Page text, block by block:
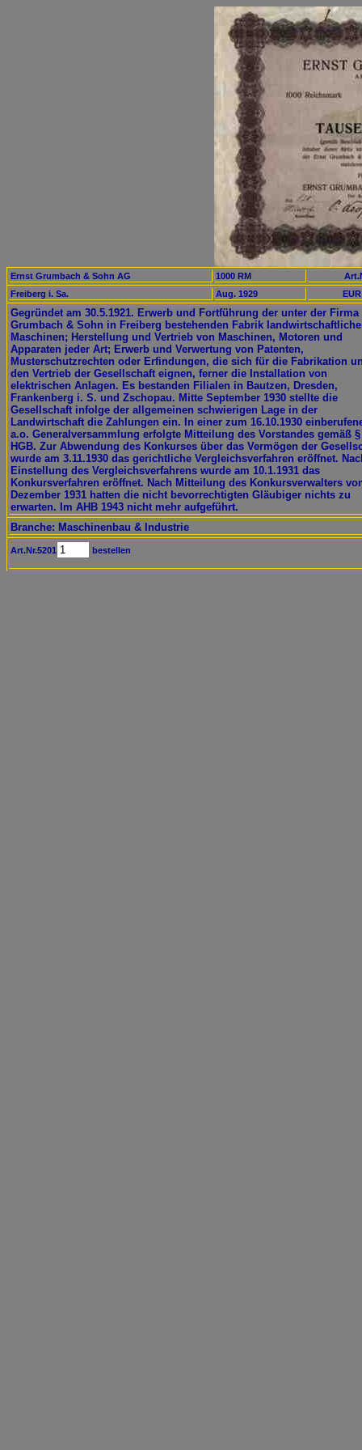
Ernst Grumbach & Sohn AG 1000 RM
Freiberg i. Sa.
Aug. 1929
Gegründet am 30.5.1921. Erwerb und Fortführung der unter der Firma
Grumbach & Sohn in Freiberg bestehenden Fabrik
Maschinen; Herstellung und Vertrieb von Maschinen, Motoren und
Apparaten jeder Art; Erwerb und Verwertung von Patenten,
Musterschutzrechten oder Erfindungen, die sich für die Fabrikation
den Vertrieb der Gesellschaft eignen, ferner die Installation von
elektrischen Anlagen. Es bestanden Filialen in Bautzen, Dresden,
Frankenberg i. S. und Zschopau. Mitte September 1930 stellte die
Gesellschaft infolge der allgemeinen schwierigen Lage in der
Landwirtschaft die Zahlungen ein. In einer zum 16.10.1930
a.o. Generalversammlung erfolgte Mitteilung des Vorstandes gemäß §
HGB. Zur Abwendung des Konkurses über das Vermögen der
wurde am 3.11.1930 das gerichtliche Vergleichsverfahren eröffnet.
Einstellung des Vergleichsverfahrens wurde am 10.1.1931 das
Konkursverfahren eröffnet. Nach Mitteilung des Konkursverwalters
Dezember 1931 hatten die nicht bevorrechtigten Gläubiger nichts zu
erwarten. Im AHB 1943 nicht mehr aufgeführt.
Branche: Maschinenbau & Industrie
Art.Nr.5201 bestellen